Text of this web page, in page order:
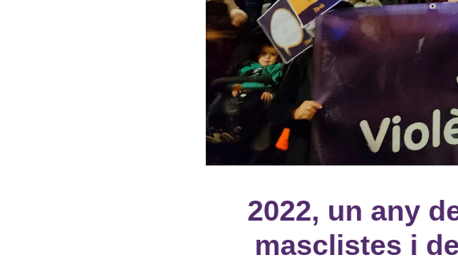
2022, un any
masclistes i